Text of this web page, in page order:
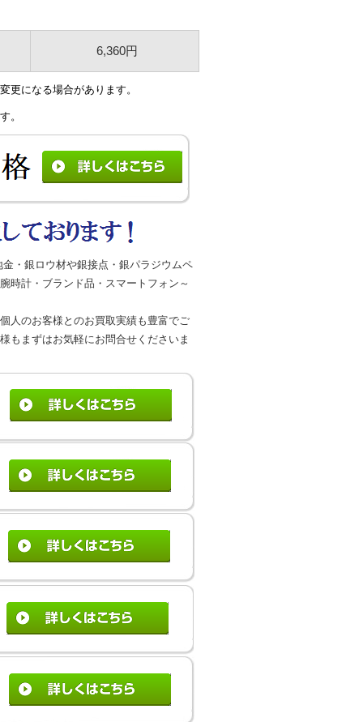
6,360円
更になる場合があります。
。
・銀ロウ材や銀接点・銀パラジウムペ
時計・ブランド品・スマートフォン～
人のお客様とのお買取実績も豊富でご
もまずはお気軽にお問合せくださいま